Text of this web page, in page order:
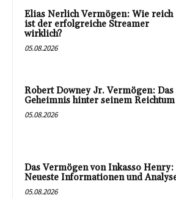
Elias Nerlich Vermögen: Wie reich
ist der erfolgreiche Streamer
wirklich?
05.08.2026
Robert Downey Jr. Vermögen: Das
Geheimnis hinter seinem Reichtum
05.08.2026
Das Vermögen von Inkasso Henry:
Neueste Informationen und
05.08.2026